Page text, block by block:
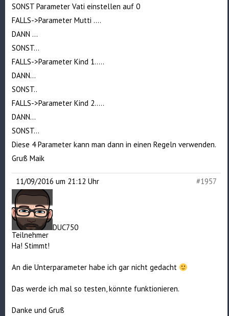
SONST Parameter Vati einstellen auf 0
FALLS->Parameter Mutti ….
DANN …
SONST…
FALLS->Parameter Kind 1…..
DANN…
SONST..
FALLS->Parameter Kind 2…..
DANN…
SONST…
Diese 4 Parameter kann man dann in einen Regeln verwenden.
Gruß Maik
11/09/2016 um 21:12 Uhr #1957
DUC750
Teilnehmer
Ha! Stimmt!
An die Unterparameter habe ich gar nicht gedacht
Das werde ich mal so testen, könnte funktionieren.
Danke und Gruß